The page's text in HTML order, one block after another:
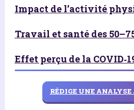
Impact de l’activité
Travail et santé des
Effet perçu de la
RÉDIGE UNE